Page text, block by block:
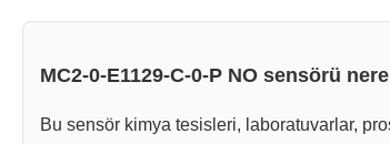
MC2-0-E1129-C-0-P NO sensörü
Bu sensör kimya tesisleri, laboratuvarlar,